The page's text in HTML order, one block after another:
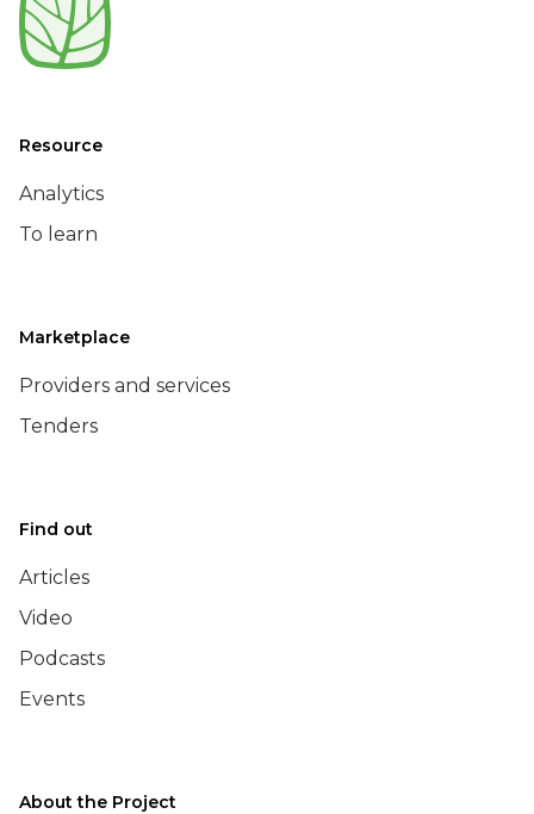
Resource
Analytics
To learn
Marketplace
Providers and services
Tenders
Find out
Articles
Video
Podcasts
Events
About the Project